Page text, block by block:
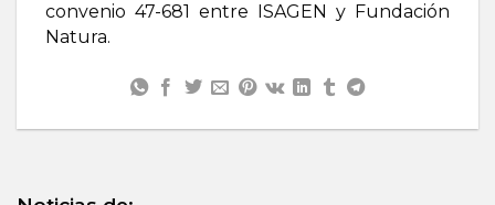
convenio 47-681 entre ISAGEN y Fundación
Natura.